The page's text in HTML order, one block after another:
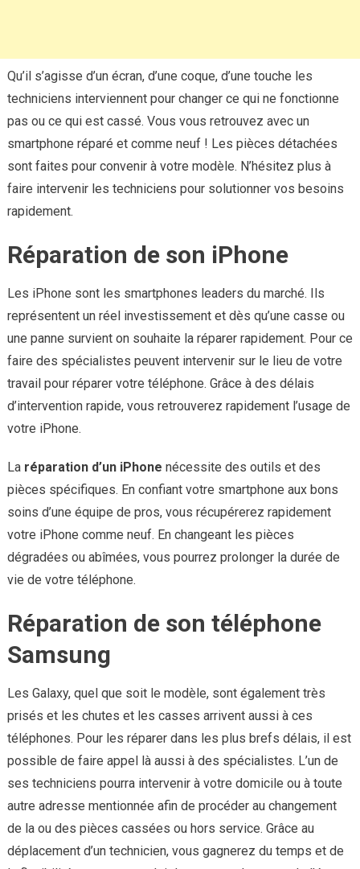
Qu’il s’agisse d’un écran, d’une coque, d’une touche les
techniciens interviennent pour changer ce qui ne fonctionne
pas ou ce qui est cassé. Vous vous retrouvez avec un
smartphone réparé et comme neuf ! Les pièces détachées
sont faites pour convenir à votre modèle. N’hésitez plus à
faire intervenir les techniciens pour solutionner vos besoins
rapidement.
Réparation de son iPhone
Les iPhone sont les smartphones leaders du marché. Ils
représentent un réel investissement et dès qu’une casse ou
une panne survient on souhaite la réparer rapidement. Pour ce
faire des spécialistes peuvent intervenir sur le lieu de votre
travail pour réparer votre téléphone. Grâce à des délais
d’intervention rapide, vous retrouverez rapidement l’usage de
votre iPhone.
La réparation d’un iPhone nécessite des outils et des
pièces spécifiques. En confiant votre smartphone aux bons
soins d’une équipe de pros, vous récupérerez rapidement
votre iPhone comme neuf. En changeant les pièces
dégradées ou abîmées, vous pourrez prolonger la durée de
vie de votre téléphone.
Réparation de son téléphone
Samsung
Les Galaxy, quel que soit le modèle, sont également très
prisés et les chutes et les casses arrivent aussi à ces
téléphones. Pour les réparer dans les plus brefs délais, il est
possible de faire appel là aussi à des spécialistes. L’un de
ses techniciens pourra intervenir à votre domicile ou à toute
autre adresse mentionnée afin de procéder au changement
de la ou des pièces cassées ou hors service. Grâce au
déplacement d’un technicien, vous gagnerez du temps et de